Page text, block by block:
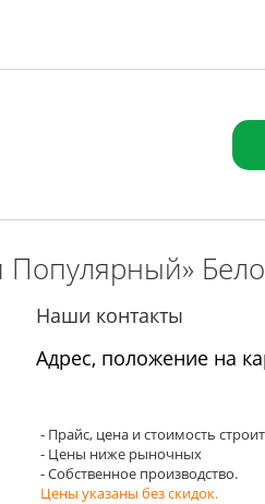
Наши контакты
Адрес, положение на
- Прайс, цена и стоимость
- Цены ниже рыночных
- Собственное производство.
Цены указаны без скидок.